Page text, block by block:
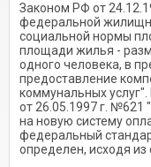
Законом РФ от
федеральной
социальной нормы
площади жилья -
одного человека, в
предоставление
коммунальных
от 26.05.1997 г. №621
на новую систему
федеральный
определен, исходя